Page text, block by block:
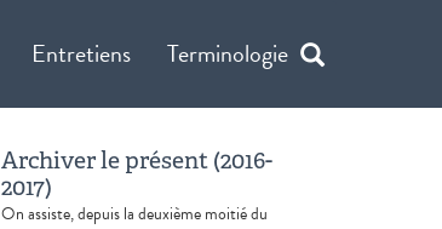
Entretiens Terminologie
Archiver le présent (2016-
2017)
On assiste, depuis la deuxième moitié du